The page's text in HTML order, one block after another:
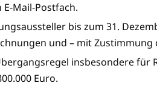
Mail-Postfach.
bis zum 31.
und – mit Zustimmung
insbesondere für
Euro.